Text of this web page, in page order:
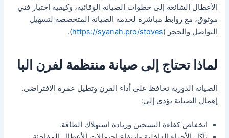
الأعطال الشائعة إلى خطوات الصيانة الوقائية، وكيفية اختيار فني
موثوق، مع روابط مباشرة لخدمة الصيانة المتخصصة لتسهيل
التواصل والحجز (https://syanah.pro/stoves
).
لماذا تحتاج إلى صيانة منتظمة لفرن البا
الصيانة الدورية تحافظ على أداء الفرن وتطيل عمره الافتراضي.
إهمال الصيانة يؤدي إلى:
انخفاض كفاءة التسخين وزيادة استهلاك الطاقة.